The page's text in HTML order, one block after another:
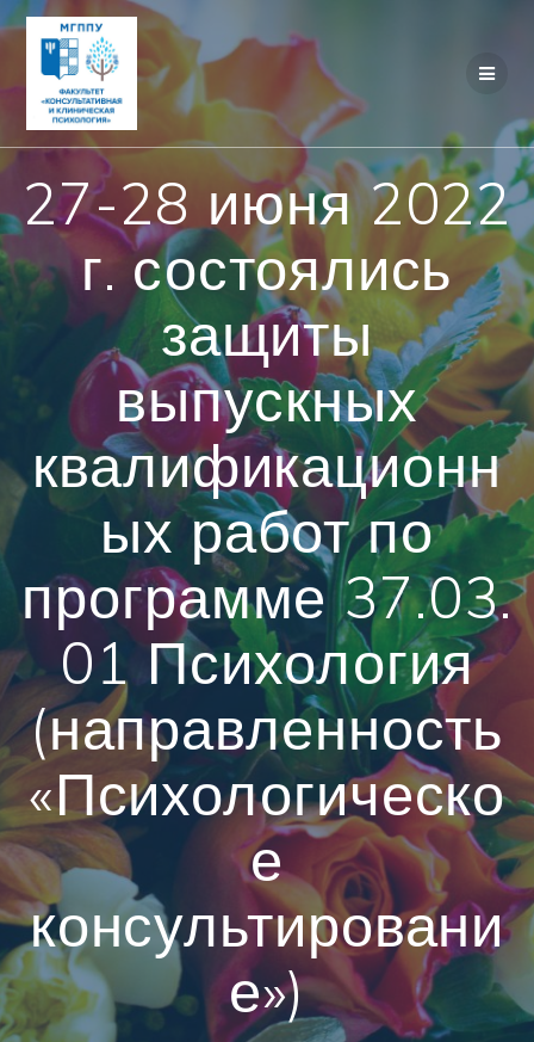
контенту
27-28 июня 2022
г. состоялись
защиты
выпускных
квалификационн
ых работ по
программе 37.03.
01 Психология
(направленность
«Психологическо
е
консультировани
е»)